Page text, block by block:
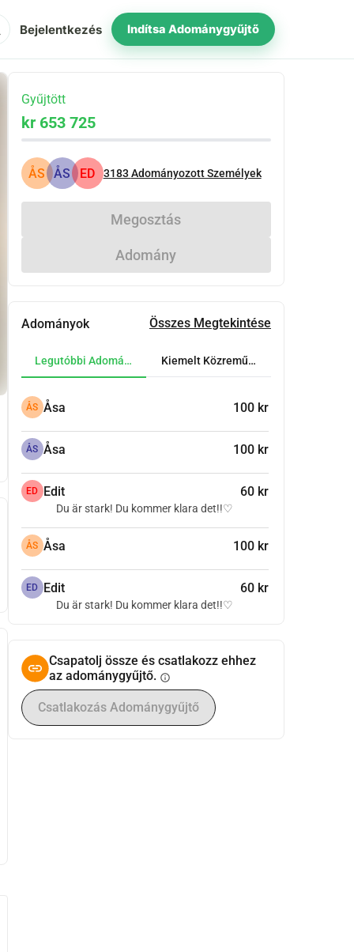
Bejelentkezés Indítsa Adománygyűjtő
Gyűjtött
kr 653 725
ÅS ÅS ED 3183Adományozott Személyek
Megosztás
Adomány
Adományok Összes Megtekintése
Legutóbbi Adományok Kiemelt Közreműködők
ÅS Åsa 100 kr
ÅS Åsa 100 kr
ED Edit 60 kr
Du är stark! Du kommer klara det!!♡
ÅS Åsa 100 kr
ED Edit 60 kr
Du är stark! Du kommer klara det!!♡
Csapatolj össze és csatlakozz ehhez
az adománygyűjtő. info
Csatlakozás Adománygyűjtő